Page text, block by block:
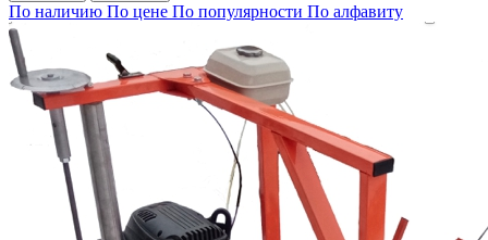
По наличию По цене По популярности По алфавиту